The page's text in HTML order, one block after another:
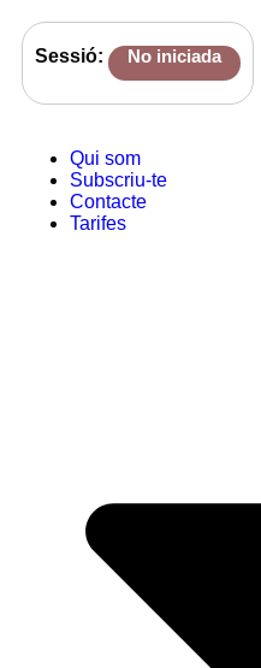
Sessió: No iniciada
Qui som
Subscriu-te
Contacte
Tarifes